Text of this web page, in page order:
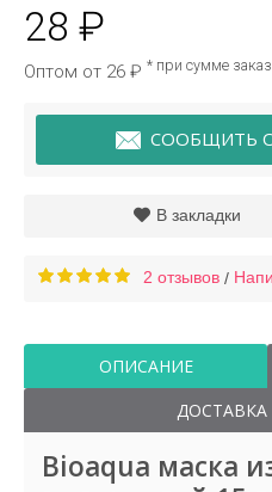
28 ₽
Оптом от 26 ₽ * при сумме
СООБЩИТЬ
В закладки
2 отзывов /
ОПИСАНИЕ
Bioaqua маска